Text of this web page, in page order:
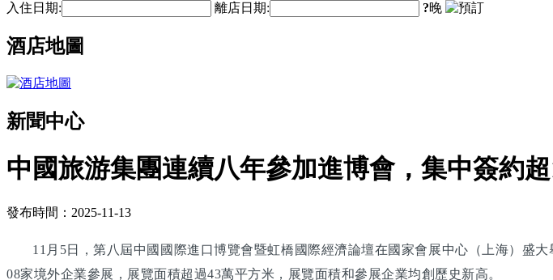
入住日期:
離店日期: ?晚
酒店地圖
新聞中心
中國旅游集團連續八年參加進博會，集中簽約
發布時間：2025-11-13
11月5日，第八屆中國國際進口博覽會暨虹橋國際經濟論壇在國家會展中心（上海）盛
08家境外企業參展，展覽面積超過43萬平方米，展覽面積和參展企業均創歷史新高。